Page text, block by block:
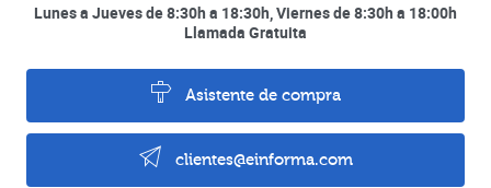
Lunes a Jueves de 8:30h a 18:30h, Viernes de 8:30h a 18:00h
Llamada Gratuita
Asistente de compra
clientes@einforma.com